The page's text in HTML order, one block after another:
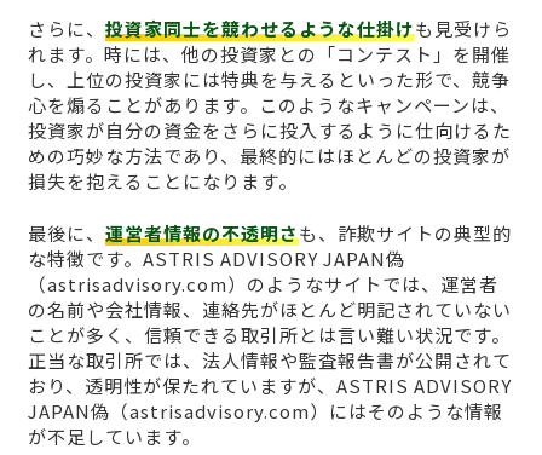
さらに、 投資家同士を競わせるような仕掛けも見受けら
れます。時には、他の投資家との「コンテスト」を開催
し、上位の投資家には特典を与えるといった形で、競争
心を煽ることがあります。このようなキャンペーンは、
投資家が自分の資金をさらに投入するように仕向けるた
めの巧妙な方法であり、最終的にはほとんどの投資家が
損失を抱えることになります。
最後に、 運営者情報の不透明さも、詐欺サイトの典型的
な特徴です。ASTRIS ADVISORY JAPAN偽
（astrisadvisory.com）のようなサイトでは、運営者
の名前や会社情報、連絡先がほとんど明記されていない
ことが多く、信頼できる取引所とは言い難い状況です。
正当な取引所では、法人情報や監査報告書が公開されて
おり、透明性が保たれていますが、ASTRIS ADVISORY
JAPAN偽（astrisadvisory.com）にはそのような情報
が不足しています。